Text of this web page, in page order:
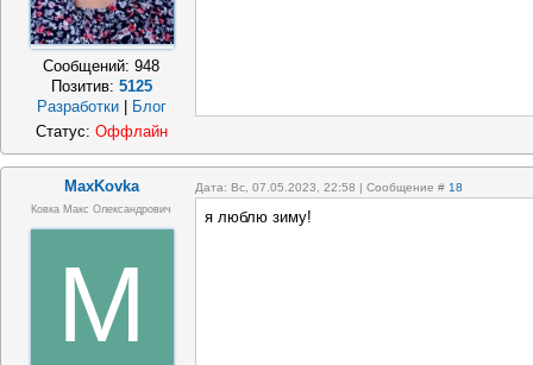
Сообщений:948
Позитив: 5125
Разработки
Блог
Статус: Оффлайн
MaxKovka Дата: Вс, 07.05.2023, 22:58 | Сообщение # 18
Ковка Макс Олександрович
M
я люблю зиму!